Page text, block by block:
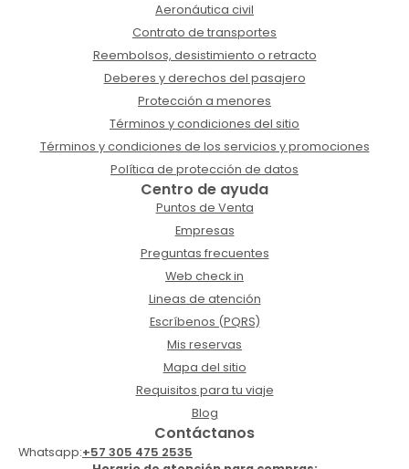
Aeronáutica civil
Contrato de transportes
Reembolsos, desistimiento o retracto
Deberes y derechos del pasajero
Protección a menores
Términos y condiciones del sitio
Términos y condiciones de los servicios y promociones
Política de protección de datos
Centro de ayuda
Puntos de Venta
Empresas
Preguntas frecuentes
Web check in
Lineas de atención
Escríbenos (PQRS)
Mis reservas
Mapa del sitio
Requisitos para tu viaje
Blog
Contáctanos
Whatsapp:+57 305 475 2535